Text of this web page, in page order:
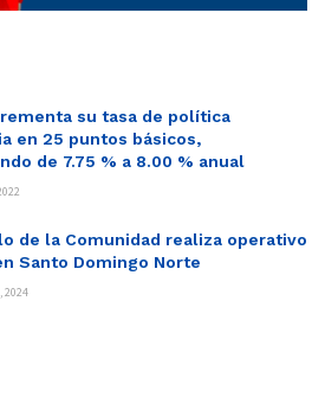
su tasa de política
en 25 puntos básicos,
de 7.75 % a 8.00 % anual
de la Comunidad realiza operativo
Santo Domingo Norte
2024